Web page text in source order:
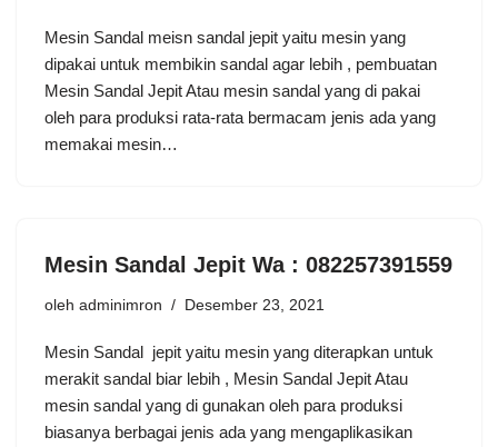
Mesin Sandal meisn sandal jepit yaitu mesin yang
dipakai untuk membikin sandal agar lebih , pembuatan
Mesin Sandal Jepit Atau mesin sandal yang di pakai
oleh para produksi rata-rata bermacam jenis ada yang
memakai mesin…
Mesin Sandal Jepit Wa : 082257391559
oleh adminimron Desember 23, 2021
Mesin Sandal jepit yaitu mesin yang diterapkan untuk
merakit sandal biar lebih , Mesin Sandal Jepit Atau
mesin sandal yang di gunakan oleh para produksi
biasanya berbagai jenis ada yang mengaplikasikan